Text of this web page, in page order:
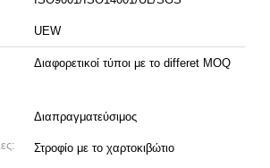
UEW
Διαφορετικοί τύποι με το differet MOQ
Διαπραγματεύσιμος
Στροφίο με το χαρτοκιβώτιο